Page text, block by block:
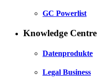
GC Powerlist
Knowledge Centre
Datenprodukte
Legal Business